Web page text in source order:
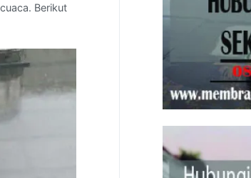
Berikut